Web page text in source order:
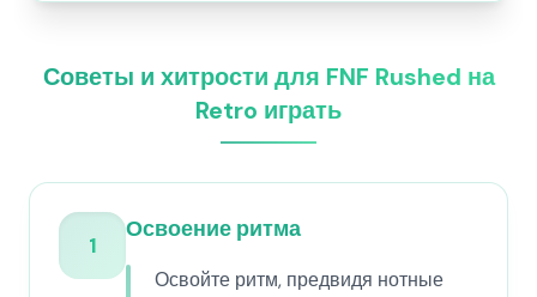
Советы и хитрости для FNF Rushed на
Retro играть
1
Освоение ритма
Освойте ритм, предвидя нотные